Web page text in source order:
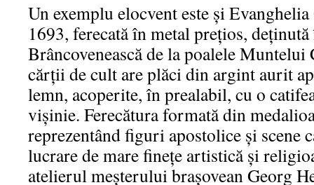
Un exemplu elocvent este și
1693, ferecată în metal prețios,
Brâncovenească de la poalele Muntelui
cărții de cult are plăci din argint aurit
lemn, acoperite, în prealabil, cu o
vișinie. Ferecătura formată din
reprezentând figuri apostolice și scene
lucrare de mare finețe artistică și
atelierul meșterului brașovean Georg